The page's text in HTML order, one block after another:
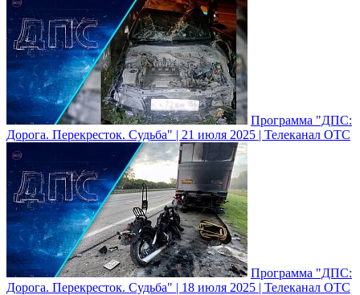
Программа "ДПС:
Дорога. Перекресток. Судьба" | 21 июля 2025 | Телеканал ОТС
Программа "ДПС:
Дорога. Перекресток. Судьба" | 18 июля 2025 | Телеканал ОТС